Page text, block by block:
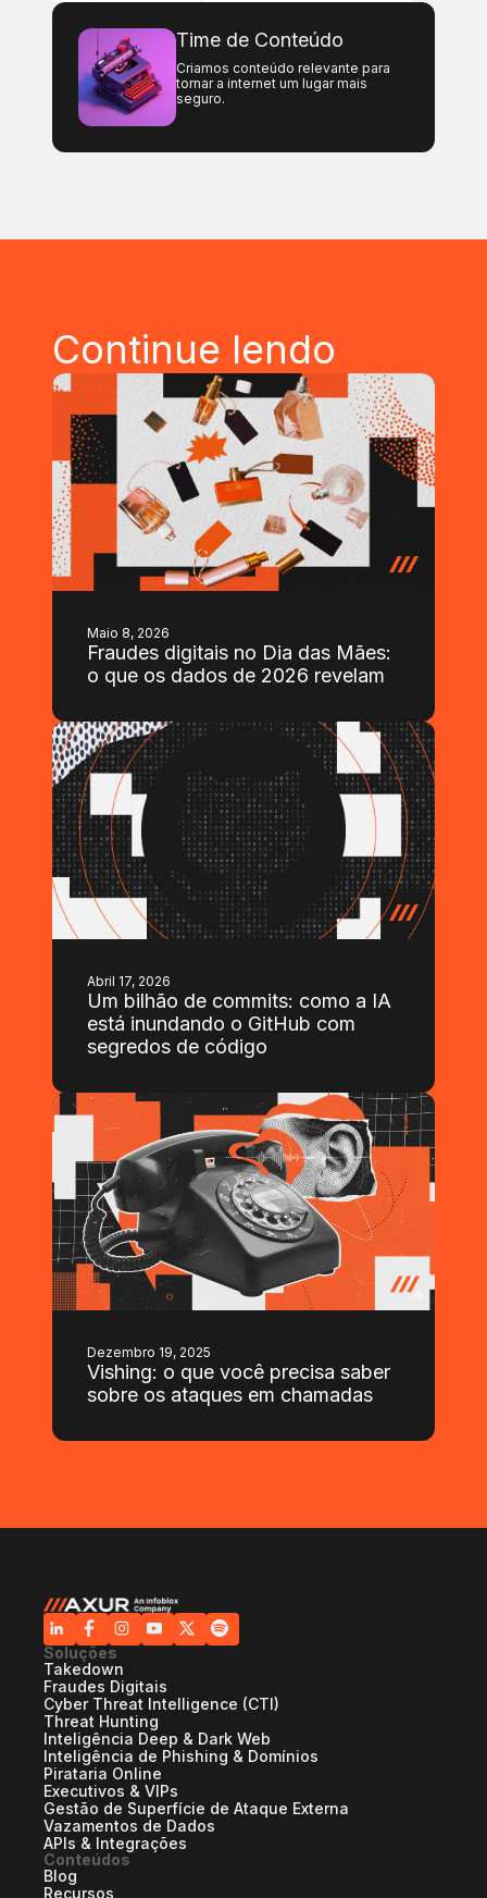
Time de Conteúdo
Criamos conteúdo relevante para
tornar a internet um lugar mais
seguro.
Continue lendo
Maio 8, 2026
Fraudes digitais no Dia das Mães:
o que os dados de 2026 revelam
Abril 17, 2026
Um bilhão de commits: como a IA
está inundando o GitHub com
segredos de código
Dezembro 19, 2025
Vishing: o que você precisa saber
sobre os ataques em chamadas
Soluções
Takedown
Fraudes Digitais
Cyber Threat Intelligence (CTI)
Threat Hunting
Inteligência Deep & Dark Web
Inteligência de Phishing & Domínios
Pirataria Online
Executivos & VIPs
Gestão de Superfície de Ataque Externa
Vazamentos de Dados
APIs & Integrações
Conteúdos
Blog
Recursos